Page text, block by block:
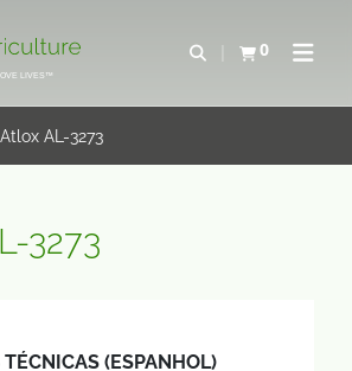
LIVES™
Abrir pesquisa
0
Exibir cestaAbrir
Atlox AL-3273
3273
TÉCNICAS (ESPANHOL)